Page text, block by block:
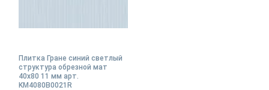
Плитка Гране синий светлый
структура обрезной мат
40x80 11 мм арт.
KM4080B0021R